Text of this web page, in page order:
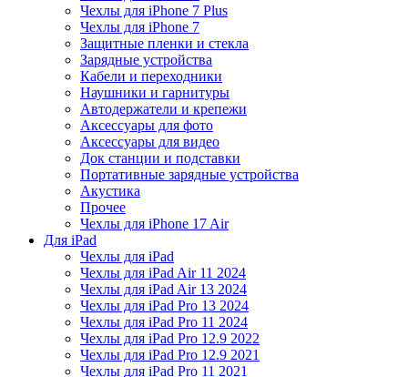
Чехлы для iPhone 7 Plus
Чехлы для iPhone 7
Защитные пленки и стекла
Зарядные устройства
Кабели и переходники
Наушники и гарнитуры
Автодержатели и крепежи
Аксессуары для фото
Аксессуары для видео
Док станции и подставки
Портативные зарядные устройства
Акустика
Прочее
Чехлы для iPhone 17 Air
Для iPad
Чехлы для iPad
Чехлы для iPad Air 11 2024
Чехлы для iPad Air 13 2024
Чехлы для iPad Pro 13 2024
Чехлы для iPad Pro 11 2024
Чехлы для iPad Pro 12.9 2022
Чехлы для iPad Pro 12.9 2021
Чехлы для iPad Pro 11 2021